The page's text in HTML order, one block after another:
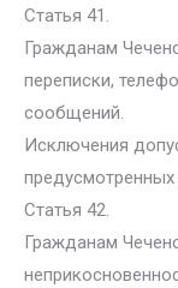
Статья 41.
Гражданам
переписки,
сообщений.
Исключения
Статья 42.
Гражданам